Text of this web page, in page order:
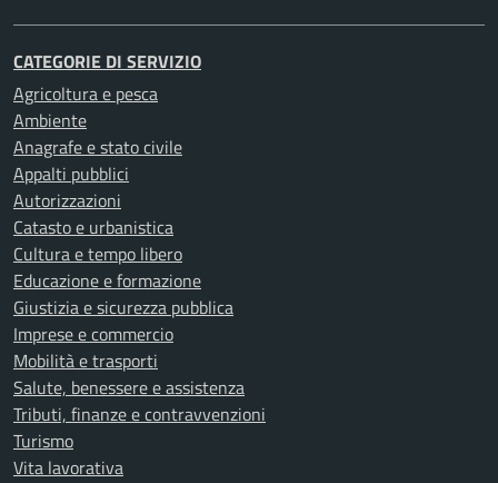
CATEGORIE DI SERVIZIO
Agricoltura e pesca
Ambiente
Anagrafe e stato civile
Appalti pubblici
Autorizzazioni
Catasto e urbanistica
Cultura e tempo libero
Educazione e formazione
Giustizia e sicurezza pubblica
Imprese e commercio
Mobilità e trasporti
Salute, benessere e assistenza
Tributi, finanze e contravvenzioni
Turismo
Vita lavorativa